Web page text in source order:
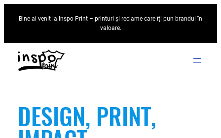
Bine ai venit la Inspo Print – printuri și reclame care îți pun brandul în
valoare.
DESIGN, PRINT,